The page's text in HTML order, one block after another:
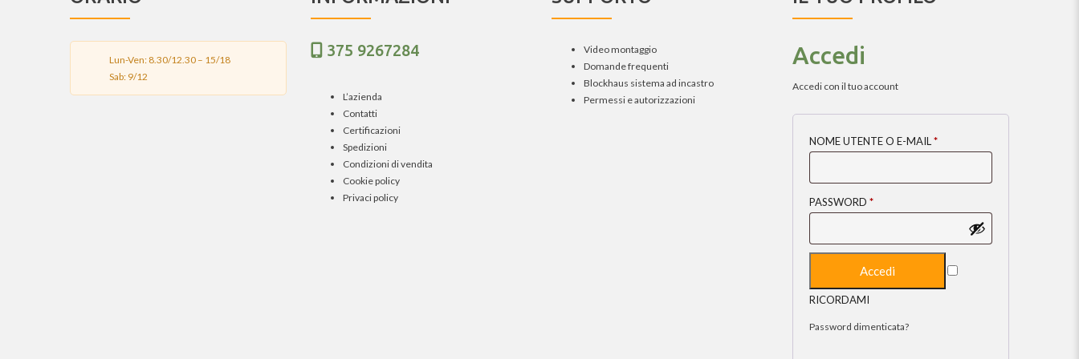
Lun-Ven: 8.30/12.30 – 15/18
Sab: 9/12
375 9267284
L’azienda
Contatti
Certificazioni
Spedizioni
Condizioni di vendita
Cookie policy
Privaci policy
Video montaggio
Domande frequenti
Blockhaus sistema ad incastro
Permessi e autorizzazioni
Accedi
Accedi con il tuo account
NOME UTENTE O E-MAIL*
PASSWORD *
RICORDAMI
Password dimenticata?